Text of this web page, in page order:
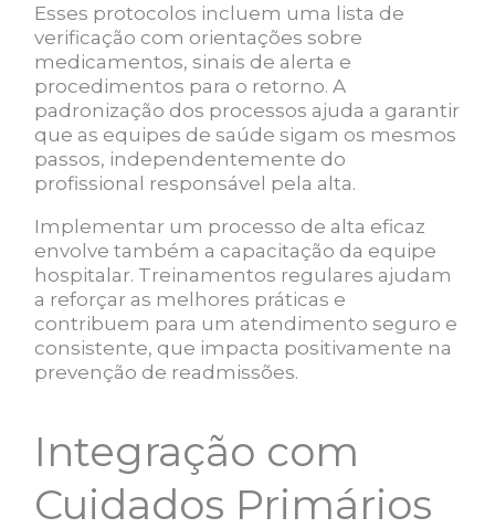
Esses protocolos incluem uma lista de
verificação com orientações sobre
medicamentos, sinais de alerta e
procedimentos para o retorno. A
padronização dos processos ajuda a garantir
que as equipes de saúde sigam os mesmos
passos, independentemente do
profissional responsável pela alta.
Implementar um processo de alta eficaz
envolve também a capacitação da equipe
hospitalar. Treinamentos regulares ajudam
a reforçar as melhores práticas e
contribuem para um atendimento seguro e
consistente, que impacta positivamente na
prevenção de readmissões.
Integração com
Cuidados Primários